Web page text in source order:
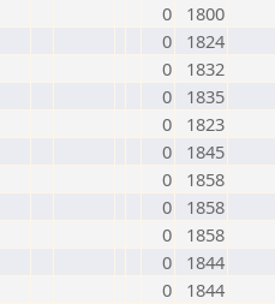
0
1800
0
1824
0
1832
0
1835
0
1823
0
1845
0
1858
0
1858
0
1858
0
1844
0
1844